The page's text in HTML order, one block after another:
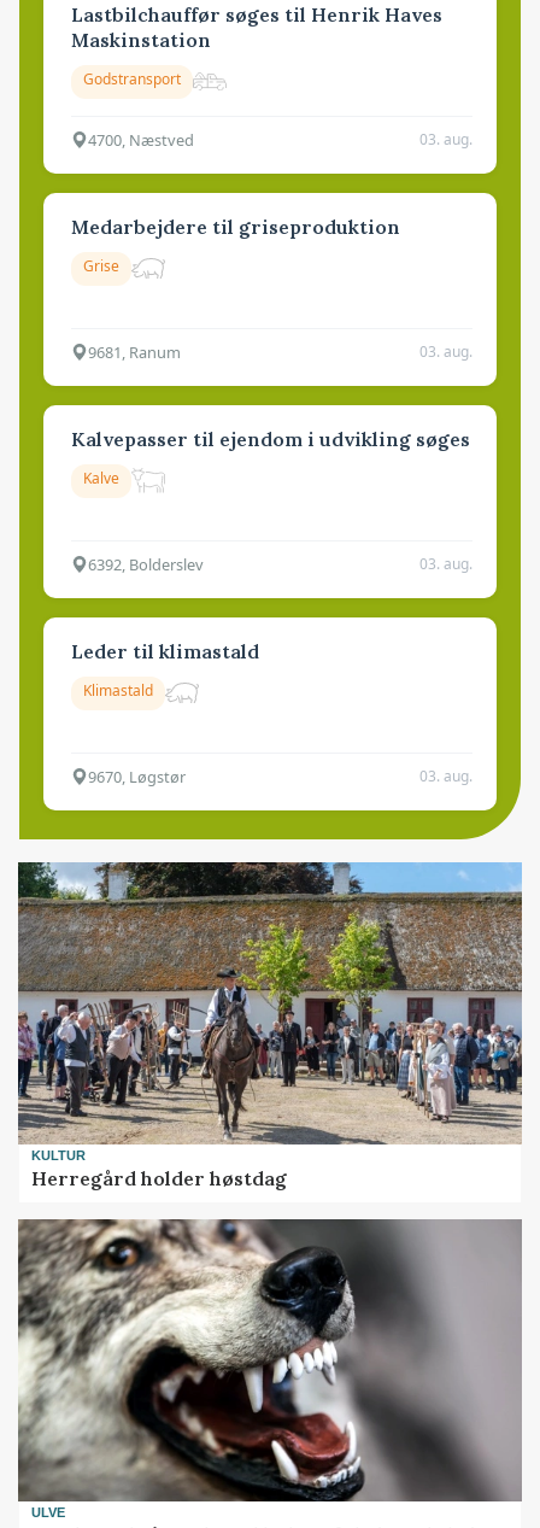
Lastbilchauffør søges til Henrik Haves
Maskinstation
Godstransport
4700, Næstved 03. aug.
Medarbejdere til griseproduktion
Grise
9681, Ranum 03. aug.
Kalvepasser til ejendom i udvikling søges
Kalve
6392, Bolderslev 03. aug.
Leder til klimastald
Klimastald
9670, Løgstør 03. aug.
KULTUR
Herregård holder høstdag
ULVE